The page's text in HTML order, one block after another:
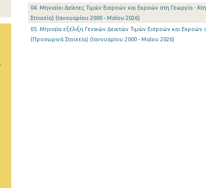
04. Μηνιαίοι Δείκτες Τιμών Εισροών και Εκροών στη Γεωργία -
Στοιχεία) (Ιανουαρίου 2000 - Μαΐου 2026)
05. Μηνιαία εξέλιξη Γενικών Δεικτών Τιμών Εισροών και
(Προσωρινά Στοιχεία) (Ιανουαρίου 2000 - Μαΐου 2026)